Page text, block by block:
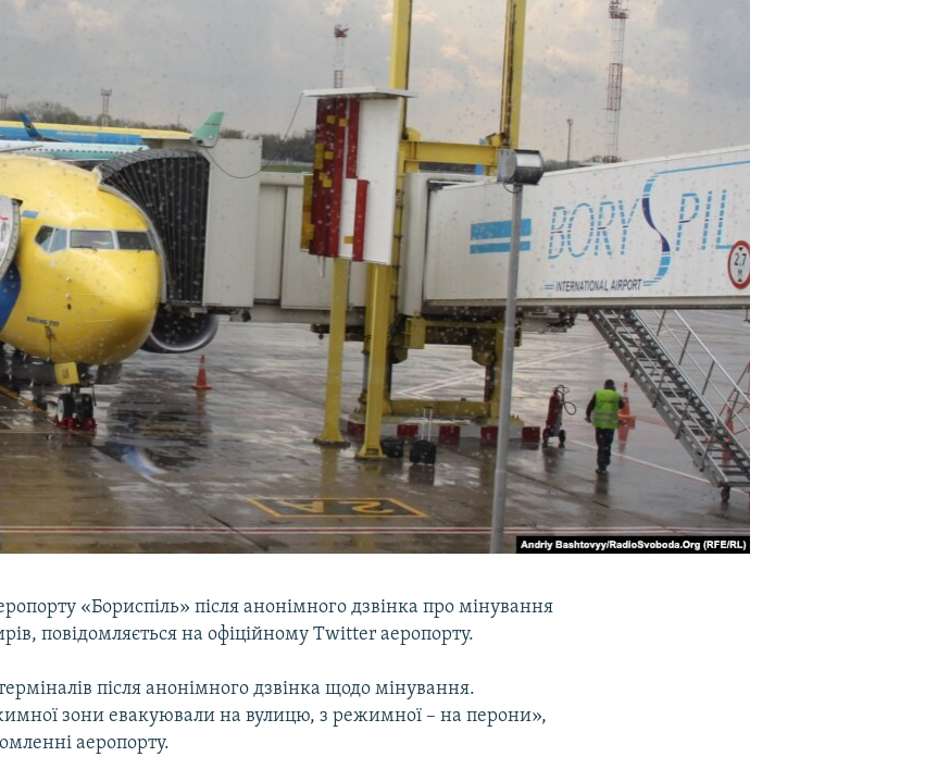
«Бориспіль» після анонімного дзвінка про мінування
повідомляється на офіційному Twitter аеропорту.
після анонімного дзвінка щодо мінування.
зони евакуювали на вулицю, з режимної – на перони»,
аеропорту.